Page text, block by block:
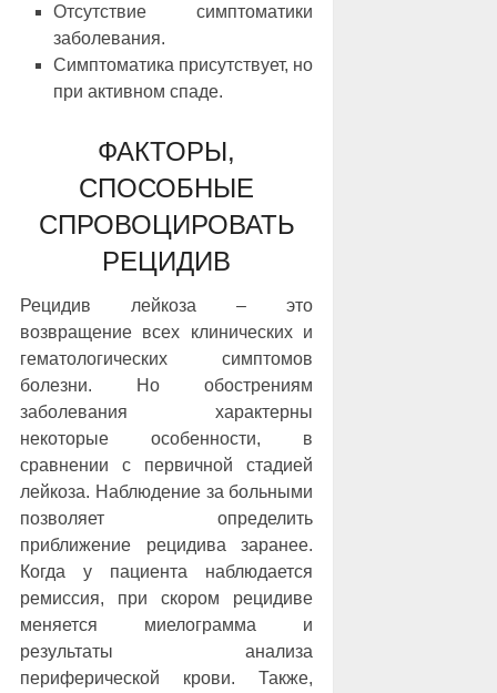
Отсутствие симптоматики
заболевания.
Симптоматика присутствует, но
при активном спаде.
ФАКТОРЫ,
СПОСОБНЫЕ
СПРОВОЦИРОВАТЬ
РЕЦИДИВ
Рецидив лейкоза – это
возвращение всех клинических и
гематологических симптомов
болезни. Но обострениям
заболевания характерны
некоторые особенности, в
сравнении с первичной стадией
лейкоза. Наблюдение за больными
позволяет определить
приближение рецидива заранее.
Когда у пациента наблюдается
ремиссия, при скором рецидиве
меняется миелограмма и
результаты анализа
периферической крови. Также,